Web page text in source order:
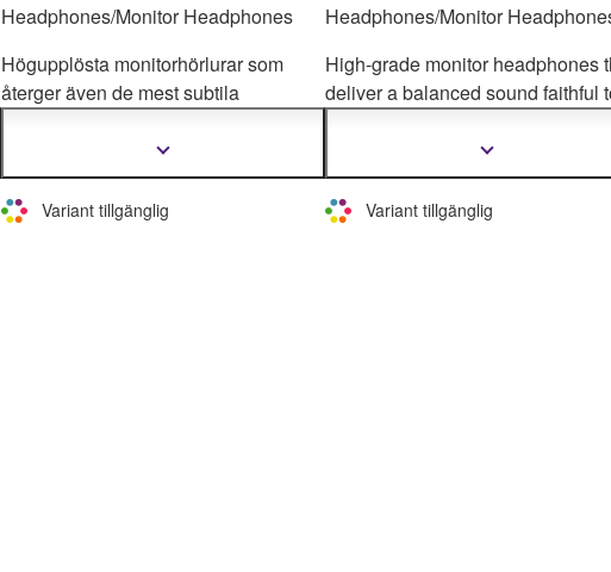
Headphones/Monitor Headphones
Högupplösta monitorhörlurar som
återger även de mest subtila
mixning och inspelning i studion
HPH-MT7-hörlurarna perfekta för
mixmonitorering vid liveframträdanden
Visa
Variant tillgänglig
Headphones/Monitor
High-grade monitor headphones
deliver a balanced sound faithful
ion at home, or for
personal listening. Great
thanks to the folding arm and 250g
Visa
Variant tillgänglig